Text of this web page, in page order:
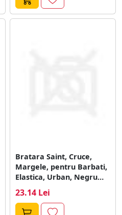
Bratara Saint, Cruce,
Margele, pentru Barbati,
Elastica, Urban, Negru
23.14 Lei